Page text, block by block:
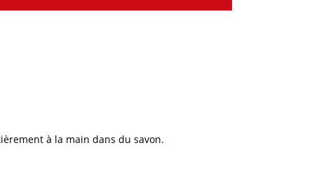
à la main dans du savon.